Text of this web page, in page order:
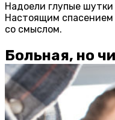
Надоели глупые
Настоящим
со смыслом.
Больная, но